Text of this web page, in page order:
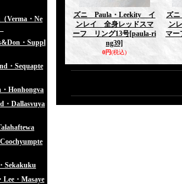
Verma・Ne
・Suppl
・Sequapte
Honhongva
・Dallasvuya
Sekakuku
・Masaye
ズニ Paula・Leekity イ
ンレイ 全身レッドスマ
ーフ リング13号[paula-ri
ng39]
0円(税込)
ズ
ン
マ